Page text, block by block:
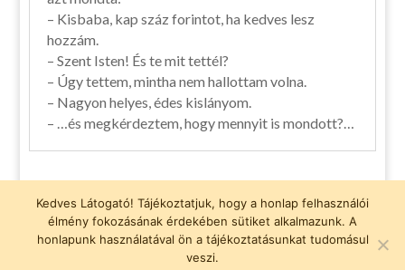
– Kisbaba, kap száz forintot, ha kedves lesz
hozzám.
– Szent Isten! És te mit tettél?
– Úgy tettem, mintha nem hallottam volna.
– Nagyon helyes, édes kislányom.
– …és megkérdeztem, hogy mennyit is mondott?…
Adatvédelmi nyilatkozat
vicc, viccek, fárasztó viccek
Kedves Látogató! Tájékoztatjuk, hogy a honlap felhasználói
élmény fokozásának érdekében sütiket alkalmazunk. A
honlapunk használatával ön a tájékoztatásunkat tudomásul
veszi.